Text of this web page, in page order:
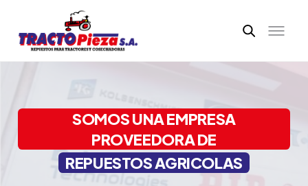
SOMOS UNA EMPRESA
PROVEEDORA DE
REPUESTOS AGRICOLAS